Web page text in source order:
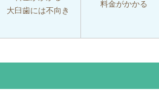
大臼歯には不向き
料金がかかる